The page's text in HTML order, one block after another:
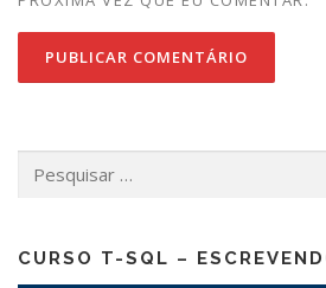
por:
CURSO T-SQL –